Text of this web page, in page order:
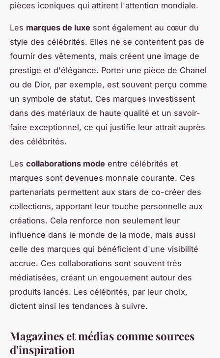
pièces iconiques qui attirent l'attention mondiale.
Les marques de luxe sont également au cœur du
style des célébrités. Elles ne se contentent pas de
fournir des vêtements, mais créent une image de
prestige et d'élégance. Porter une pièce de Chanel
ou de Dior, par exemple, est souvent perçu comme
un symbole de statut. Ces marques investissent
dans des matériaux de haute qualité et un savoir-
faire exceptionnel, ce qui justifie leur attrait auprès
des célébrités.
Les collaborations mode entre célébrités et
marques sont devenues monnaie courante. Ces
partenariats permettent aux stars de co-créer des
collections, apportant leur touche personnelle aux
créations. Cela renforce non seulement leur
influence dans le monde de la mode, mais aussi
celle des marques qui bénéficient d'une visibilité
accrue. Ces collaborations sont souvent très
médiatisées, créant un engouement autour des
produits lancés. Les célébrités, par leur choix,
dictent ainsi les tendances à suivre.
Magazines et médias comme sources
d'inspiration